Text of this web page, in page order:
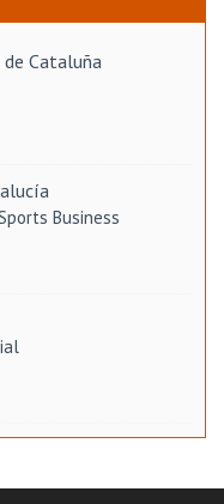
de Cataluña
Business